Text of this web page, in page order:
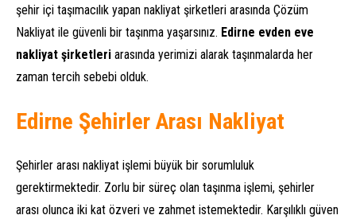
şehir içi taşımacılık yapan nakliyat şirketleri arasında Çözüm
Nakliyat ile güvenli bir taşınma yaşarsınız. Edirne evden eve
nakliyat şirketleri arasında yerimizi alarak taşınmalarda her
zaman tercih sebebi olduk.
Edirne Şehirler Arası Nakliyat
Şehirler arası nakliyat işlemi büyük bir sorumluluk
gerektirmektedir. Zorlu bir süreç olan taşınma işlemi, şehirler
arası olunca iki kat özveri ve zahmet istemektedir. Karşılıklı güven